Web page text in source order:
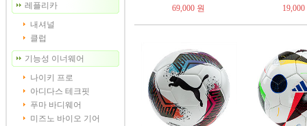
레플리카
내셔널
클럽
기능성 이너웨어
나이키 프로
아디다스 테크핏
푸마 바디웨어
미즈노 바이오 기어
69,000 원